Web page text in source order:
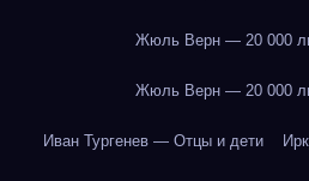
Жюль Верн — 20 000
Жюль Верн — 20 000
Иван Тургенев — Отцы и дети